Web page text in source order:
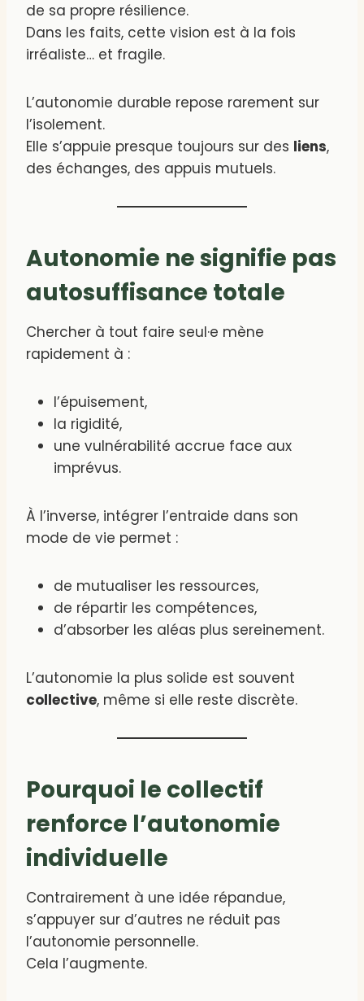
de sa propre résilience.
Dans les faits, cette vision est à la fois
irréaliste… et fragile.
L’autonomie durable repose rarement sur
l’isolement.
Elle s’appuie presque toujours sur des liens,
des échanges, des appuis mutuels.
Autonomie ne signifie pas
autosuffisance totale
Chercher à tout faire seul·e mène
rapidement à :
l’épuisement,
la rigidité,
une vulnérabilité accrue face aux
imprévus.
À l’inverse, intégrer l’entraide dans son
mode de vie permet :
de mutualiser les ressources,
de répartir les compétences,
d’absorber les aléas plus sereinement.
L’autonomie la plus solide est souvent
collective, même si elle reste discrète.
Pourquoi le collectif
renforce l’autonomie
individuelle
Contrairement à une idée répandue,
s’appuyer sur d’autres ne réduit pas
l’autonomie personnelle.
Cela l’augmente.